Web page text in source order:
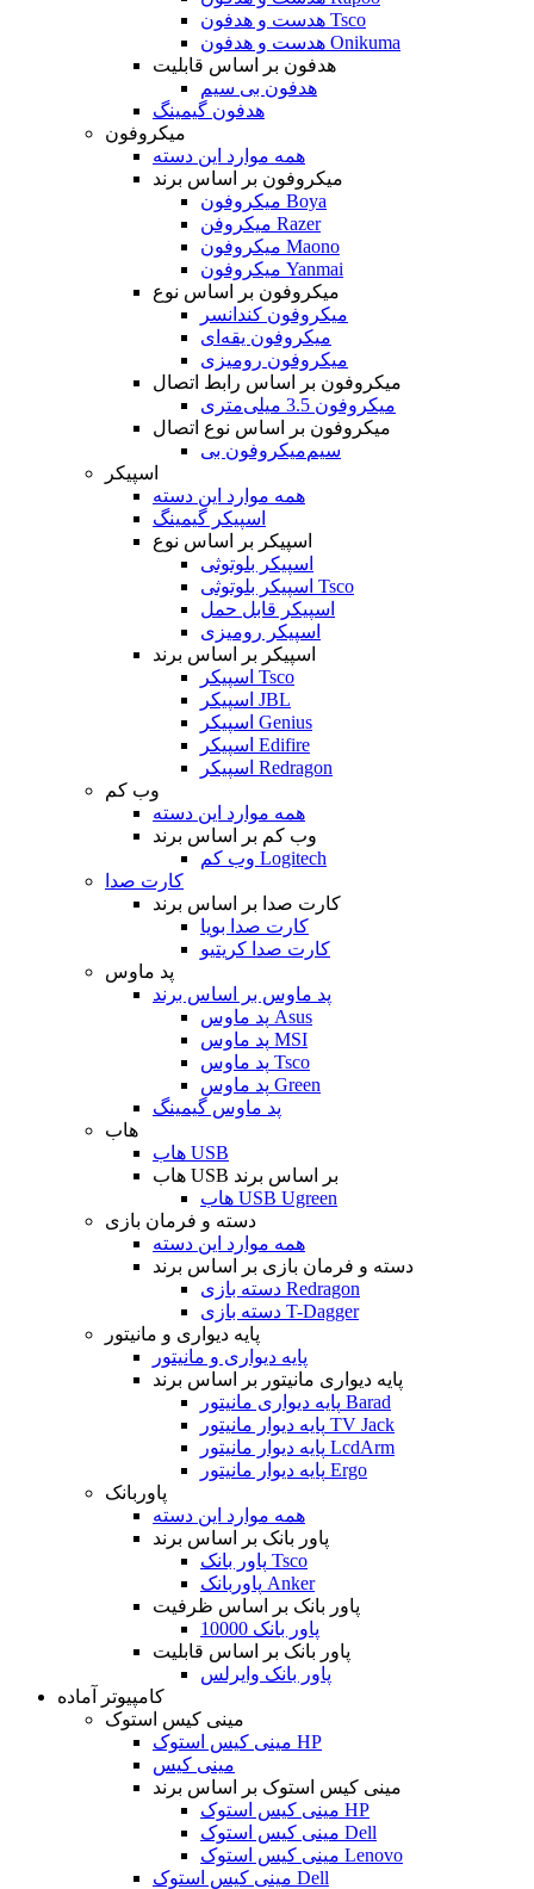
هدست و هدفون Tsco
هدست و هدفون Onikuma
هدفون بر اساس قابلیت
هدفون بی سیم
هدفون گیمینگ
میکروفون
همه موارد این دسته
میکروفون بر اساس برند
میکروفون Boya
میکروفن Razer
میکروفون Maono
میکروفون Yanmai
میکروفون بر اساس نوع
میکروفون کندانسر
میکروفون یقه‌ای
میکروفون رومیزی
میکروفون بر اساس رابط اتصال
میکروفون 3.5 میلی‌متری
میکروفون بر اساس نوع اتصال
میکروفون بی‌‎سیم
اسپیکر
همه موارد این دسته
اسپیکر گیمینگ
اسپیکر بر اساس نوع
اسپیکر بلوتوثی
اسپیکر بلوتوثی Tsco
اسپیکر قابل حمل
اسپیکر رومیزی
اسپیکر بر اساس برند
اسپیکر Tsco
اسپیکر JBL
اسپیکر Genius
اسپیکر Edifire
اسپیکر Redragon
وب کم
همه موارد این دسته
وب کم بر اساس برند
وب کم Logitech
کارت صدا
کارت صدا بر اساس برند
کارت صدا بویا
کارت صدا کریتیو
پد ماوس
پد ماوس بر اساس برند
پد ماوس Asus
پد ماوس MSI
پد ماوس Tsco
پد ماوس Green
پد ماوس گیمینگ
هاب
هاب USB
هاب USB بر اساس برند
هاب USB Ugreen
دسته و فرمان بازی
همه موارد این دسته
دسته و فرمان بازی بر اساس برند
دسته بازی Redragon
دسته بازی T-Dagger
پایه دیواری و مانیتور
پایه دیواری و مانیتور
پایه دیواری مانیتور بر اساس برند
پایه دیواری مانیتور Barad
پایه دیوار مانیتور TV Jack
پایه دیوار مانیتور LcdArm
پایه دیوار مانیتور Ergo
پاوربانک
همه موارد این دسته
پاور بانک بر اساس برند
پاور بانک Tsco
پاوربانک Anker
پاور بانک بر اساس ظرفیت
پاور بانک 10000
پاور بانک بر اساس قابلیت
پاور بانک وایرلس
کامپیوتر آماده
مینی کیس استوک
مینی کیس استوک HP
مینی کیس
مینی کیس استوک بر اساس برند
مینی کیس استوک HP
مینی کیس استوک Dell
مینی کیس استوک Lenovo
مینی کیس استوک Dell